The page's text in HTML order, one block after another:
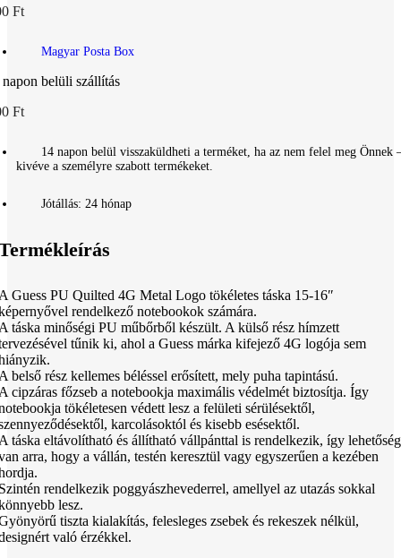
Ft
Magyar Posta Box
belüli szállítás
Ft
14 napon belül visszaküldheti a terméket, ha az nem felel meg Önnek
kivéve a személyre szabott termékeket.
Jótállás: 24 hónap
Guess PU Quilted 4G Metal Logo tökéletes táska 15-16″
rendelkező notebookok számára.
táska minőségi PU műbőrből készült. A külső rész hímzett
tűnik ki, ahol a Guess márka kifejező 4G logója sem
belső rész kellemes béléssel erősített, mely puha tapintású.
cipzáras főzseb a notebookja maximális védelmét biztosítja. Így
tökéletesen védett lesz a felületi sérülésektől,
karcolásoktól és kisebb esésektől.
táska eltávolítható és állítható vállpánttal is rendelkezik, így lehetőség
arra, hogy a vállán, testén keresztül vagy egyszerűen a kezében
rendelkezik poggyászhevederrel, amellyel az utazás sokkal
lesz.
tiszta kialakítás, felesleges zsebek és rekeszek nélkül,
való érzékkel.